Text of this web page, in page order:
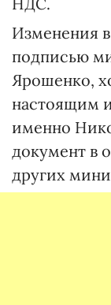
Изменения
подписью
Ярошенко,
настоящим
именно
документ в
других